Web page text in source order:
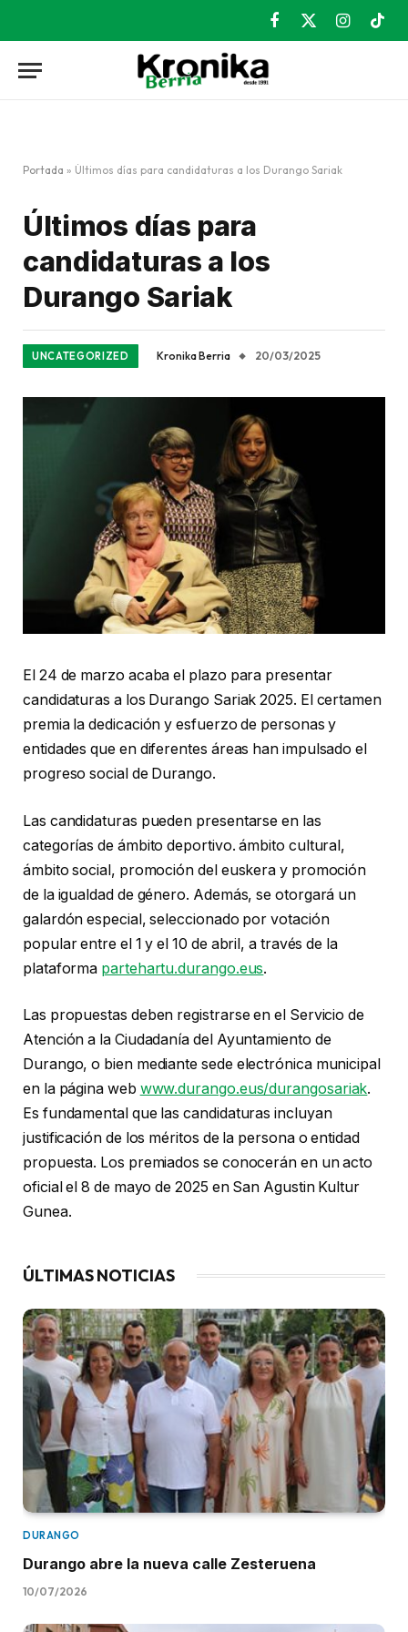
Facebook
X
Instagram
Portada » Últimos días para candidaturas a los Durango Sariak
Últimos días para
candidaturas a los
Durango Sariak
UNCATEGORIZED Kronika Berria 20/03/2025
El 24 de marzo acaba el plazo para presentar
candidaturas a los Durango Sariak 2025. El certamen
premia la dedicación y esfuerzo de personas y
entidades que en diferentes áreas han impulsado el
progreso social de Durango.
Las candidaturas pueden presentarse en las
categorías de ámbito deportivo. ámbito cultural,
ámbito social, promoción del euskera y promoción
de la igualdad de género. Además, se otorgará un
galardón especial, seleccionado por votación
popular entre el 1 y el 10 de abril, a través de la
plataforma partehartu.durango.eus.
Las propuestas deben registrarse en el Servicio de
Atención a la Ciudadanía del Ayuntamiento de
Durango, o bien mediante sede electrónica municipal
en la página web www.durango.eus/durangosariak.
Es fundamental que las candidaturas incluyan
justificación de los méritos de la persona o entidad
propuesta. Los premiados se conocerán en un acto
oficial el 8 de mayo de 2025 en San Agustin Kultur
Gunea.
ÚLTIMAS NOTICIAS
DURANGO
Durango abre la nueva calle Zesteruena
10/07/2026